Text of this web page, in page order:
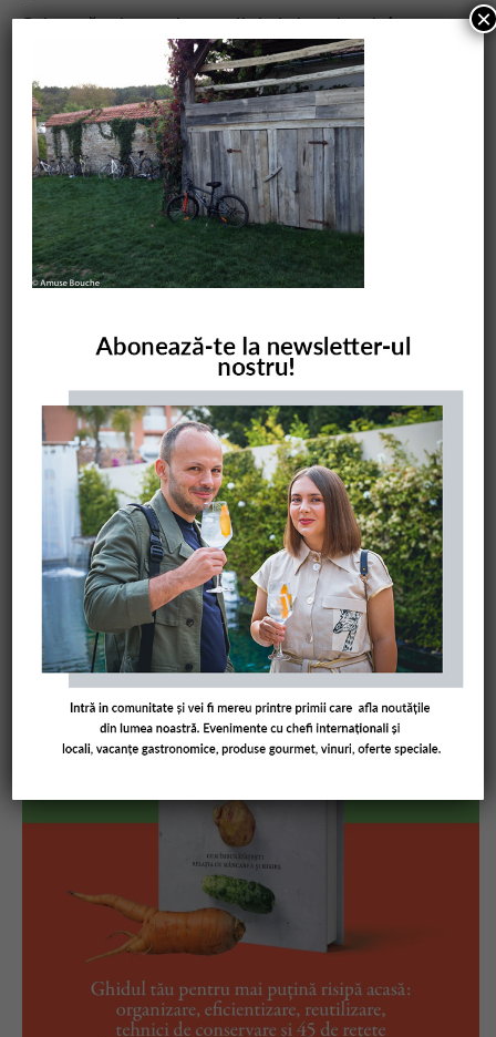
Salvează-mi numele, emailul și site-ul web în acest
navigator pentru data viitoare când o să comentez.
CAUTARE
COMANDĂ CARTEA NOASTRĂ
×